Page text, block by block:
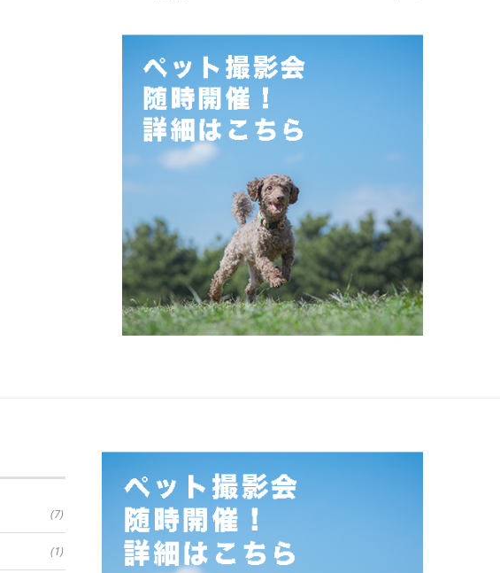
(7)
(1)